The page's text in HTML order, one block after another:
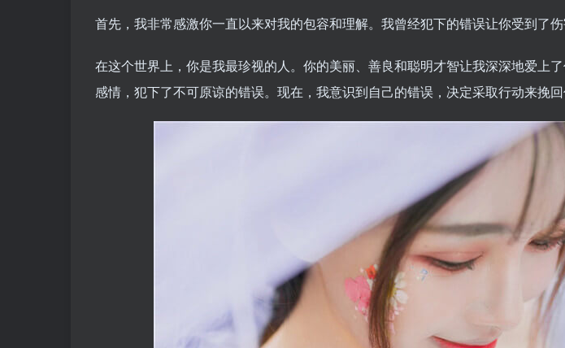
首先，我非常感激你一直以来对我的包容和理解。我曾经犯下的错误让你受到了伤
在这个世界上，你是我最珍视的人。你的美丽、善良和聪明才智让我深深地爱上
感情，犯下了不可原谅的错误。现在，我意识到自己的错误，决定采取行动来挽回